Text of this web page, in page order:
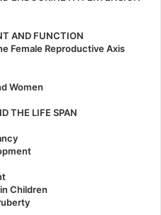
AND FUNCTION
Female Reproductive Axis
Women
THE LIFE SPAN
Children